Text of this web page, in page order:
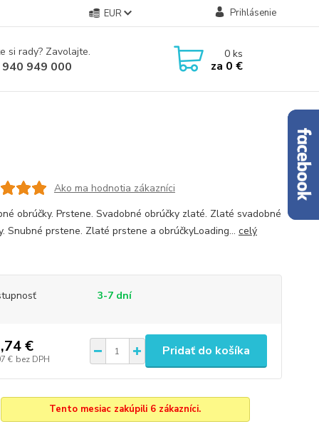
EUR Prihlásenie
si rady? Zavolajte.
949 000
0ks
za 0 €
Ako ma hodnotia zákazníci
obrúčky. Prstene. Svadobné obrúčky zlaté. Zlaté svadobné
Snubné prstene. Zlaté prstene a obrúčkyLoading... celý
3-7 dní
€
€ bez DPH
Pridať do košíka
Tento mesiac zakúpili 6 zákazníci.